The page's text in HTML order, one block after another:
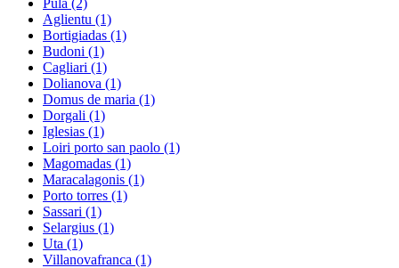
Aglientu (1)
Bortigiadas (1)
Budoni (1)
Cagliari (1)
Dolianova (1)
Domus de maria (1)
Dorgali (1)
Iglesias (1)
Loiri porto san paolo (1)
Magomadas (1)
Maracalagonis (1)
Porto torres (1)
Sassari (1)
Selargius (1)
Uta (1)
Villanovafranca (1)